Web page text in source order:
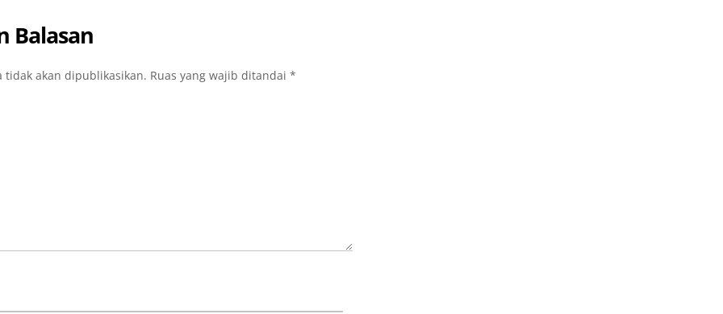
Balasan
tidak akan dipublikasikan. Ruas yang wajib ditandai *